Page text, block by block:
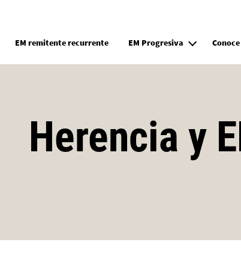
EM remitente recurrente EM Progresiva
Herencia y